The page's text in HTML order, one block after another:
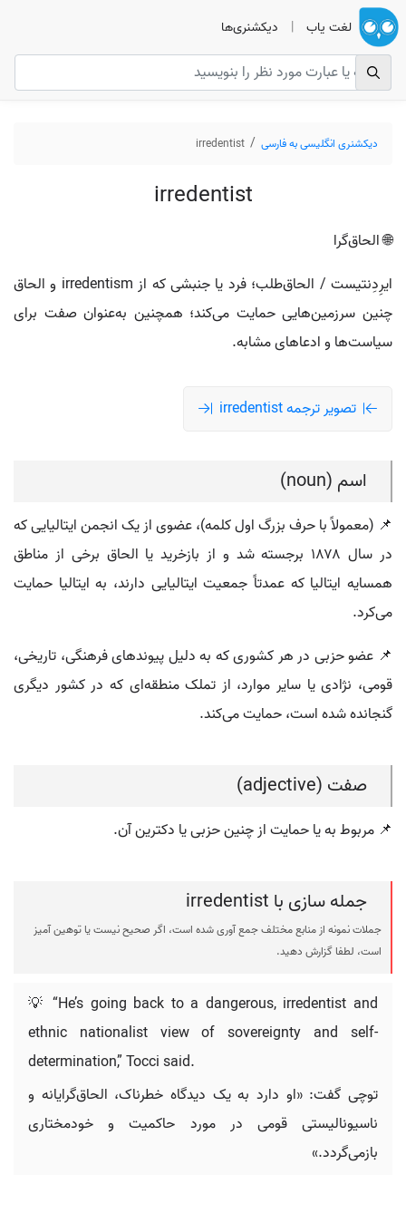
لغت یاب | دیکشنری‌ها
دیکشنری انگلیسی به فارسی irredentist
irredentist
🌐 الحاق‌گرا
ایرِدِنتیست / الحاق‌طلب؛ فرد یا جنبشی که از irredentism و الحاق
چنین سرزمین‌هایی حمایت می‌کند؛ همچنین به‌عنوان صفت برای
سیاست‌ها و ادعاهای مشابه.
تصویر ترجمه irredentist
اسم (noun)
📌 (معمولاً با حرف بزرگ اول کلمه)، عضوی از یک انجمن ایتالیایی که
در سال ۱۸۷۸ برجسته شد و از بازخرید یا الحاق برخی از مناطق
همسایه ایتالیا که عمدتاً جمعیت ایتالیایی دارند، به ایتالیا حمایت
می‌کرد.
📌 عضو حزبی در هر کشوری که به دلیل پیوندهای فرهنگی، تاریخی،
قومی، نژادی یا سایر موارد، از تملک منطقه‌ای که در کشور دیگری
گنجانده شده است، حمایت می‌کند.
صفت (adjective)
📌 مربوط به یا حمایت از چنین حزبی یا دکترین آن.
جمله سازی با irredentist
جملات نمونه از منابع مختلف جمع آوری شده است، اگر صحیح نیست یا توهین آمیز
است، لطفا گزارش دهید.
💡 “He’s going back to a dangerous, irredentist and
ethnic nationalist view of sovereignty and self-
determination,” Tocci said.
توچی گفت: «او دارد به یک دیدگاه خطرناک، الحاق‌گرایانه و
ناسیونالیستی قومی در مورد حاکمیت و خودمختاری
بازمی‌گردد.»